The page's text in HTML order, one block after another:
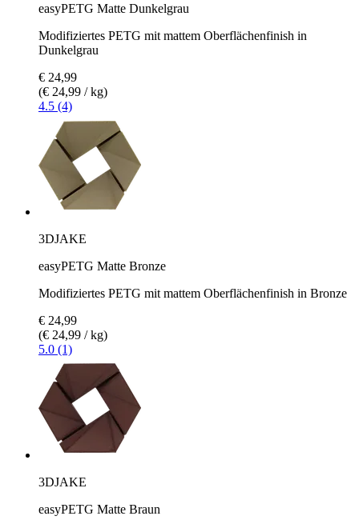
easyPETG Matte Dunkelgrau
Modifiziertes PETG mit mattem Oberflächenfinish in
Dunkelgrau
€ 24,99
(€ 24,99 / kg)
4.5 (4)
3DJAKE
easyPETG Matte Bronze
Modifiziertes PETG mit mattem Oberflächenfinish in Bronze
€ 24,99
(€ 24,99 / kg)
5.0 (1)
3DJAKE
easyPETG Matte Braun